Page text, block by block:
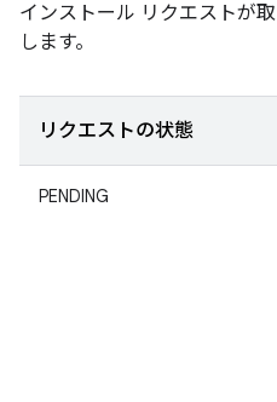
インストール リクエストが
します。
リクエストの状態
PENDING